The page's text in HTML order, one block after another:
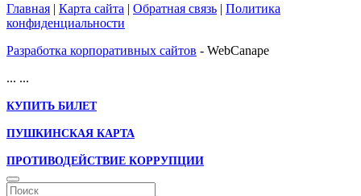
Главная | Карта сайта | Обратная связь | Политика
конфиденциальности
Разработка корпоративных сайтов - WebCanape
... ...
КУПИТЬ БИЛЕТ
ПУШКИНСКАЯ КАРТА
ПРОТИВОДЕЙСТВИЕ КОРРУПЦИИ